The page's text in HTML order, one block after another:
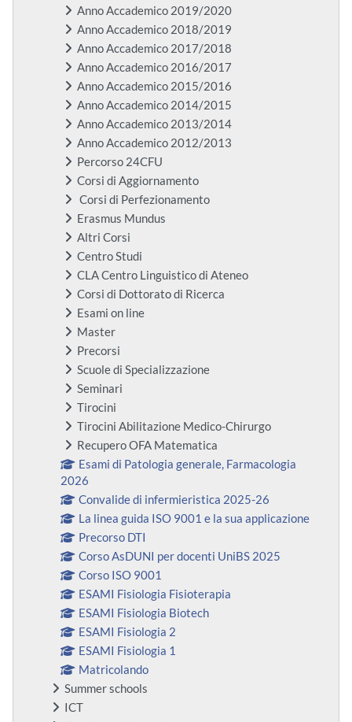
Anno Accademico 2019/2020
Anno Accademico 2018/2019
Anno Accademico 2017/2018
Anno Accademico 2016/2017
Anno Accademico 2015/2016
Anno Accademico 2014/2015
Anno Accademico 2013/2014
Anno Accademico 2012/2013
Percorso 24CFU
Corsi di Aggiornamento
Corsi di Perfezionamento
Erasmus Mundus
Altri Corsi
Centro Studi
CLA Centro Linguistico di Ateneo
Corsi di Dottorato di Ricerca
Esami on line
Master
Precorsi
Scuole di Specializzazione
Seminari
Tirocini
Tirocini Abilitazione Medico-Chirurgo
Recupero OFA Matematica
Esami di Patologia generale, Farmacologia
2026
Convalide di infermieristica 2025-26
La linea guida ISO 9001 e la sua applicazione
Precorso DTI
Corso AsDUNI per docenti UniBS 2025
Corso ISO 9001
ESAMI Fisiologia Fisioterapia
ESAMI Fisiologia Biotech
ESAMI Fisiologia 2
ESAMI Fisiologia 1
Matricolando
Summer schools
ICT